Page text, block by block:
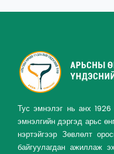
Тус эмнэлэг нь анх
эмнэлгийн дэргэд арьс
нэртэйгээр Зөвлөлт
байгуулагдан ажиллаж